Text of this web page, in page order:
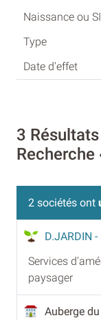
3
Recherche
2 sociétés ont
D.JARDIN -
Services
paysager
Auberge